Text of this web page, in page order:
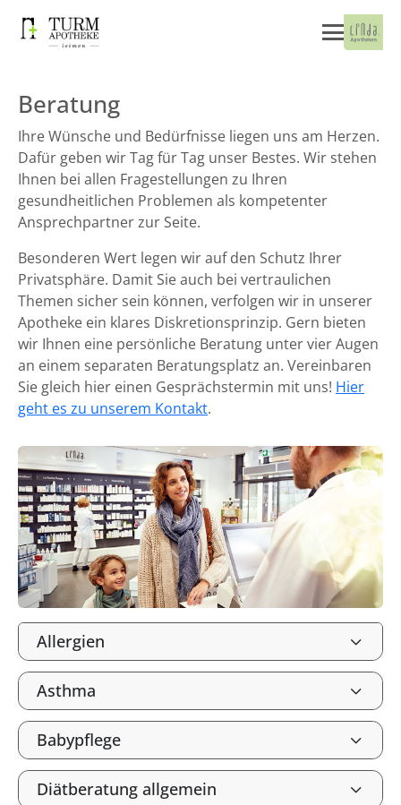
Beratung
Ihre Wünsche und Bedürfnisse liegen uns am Herzen.
Dafür geben wir Tag für Tag unser Bestes. Wir stehen
Ihnen bei allen Fragestellungen zu Ihren
gesundheitlichen Problemen als kompetenter
Ansprechpartner zur Seite.
Besonderen Wert legen wir auf den Schutz Ihrer
Privatsphäre. Damit Sie auch bei vertraulichen
Themen sicher sein können, verfolgen wir in unserer
Apotheke ein klares Diskretionsprinzip. Gern bieten
wir Ihnen eine persönliche Beratung unter vier Augen
an einem separaten Beratungsplatz an. Vereinbaren
Sie gleich hier einen Gesprächstermin mit uns! Hier
geht es zu unserem Kontakt.
Allergien
Asthma
Babypflege
Diätberatung allgemein